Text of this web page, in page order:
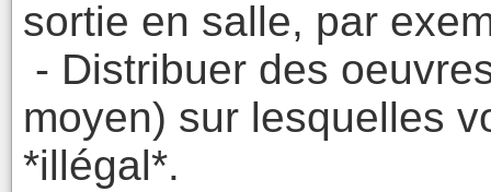
sortie en salle, par
- Distribuer des
moyen) sur lesquelles
*illégal*.